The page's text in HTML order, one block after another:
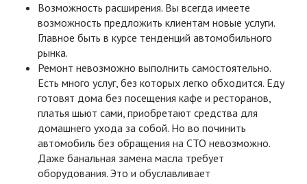
Возможность расширения. Вы всегда имеете
возможность предложить клиентам новые услуги.
Главное быть в курсе тенденций автомобильного
рынка.
Ремонт невозможно выполнить самостоятельно.
Есть много услуг, без которых легко обходится. Еду
готовят дома без посещения кафе и ресторанов,
платья шьют сами, приобретают средства для
домашнего ухода за собой. Но во починить
автомобиль без обращения на СТО невозможно.
Даже банальная замена масла требует
оборудования. Это и обуславливает